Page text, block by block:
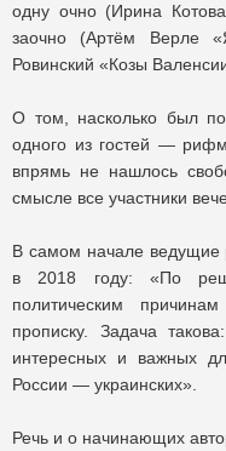
одну очно (Ирина
заочно (Артём Верле
Ровинский «Козы
О том, насколько был
одного из гостей —
впрямь не нашлось
смысле все участники
В самом начале ведущие
в 2018 году: «По
политическим
прописку. Задача
интересных и важных
России — украинских».
Речь и о начинающих